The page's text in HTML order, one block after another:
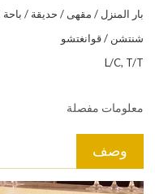
بار المنزل / مقهى / حديقة / باحة
شنتشن / قوانغتشو
L/C, T/T
معلومات مفصلة
وصف